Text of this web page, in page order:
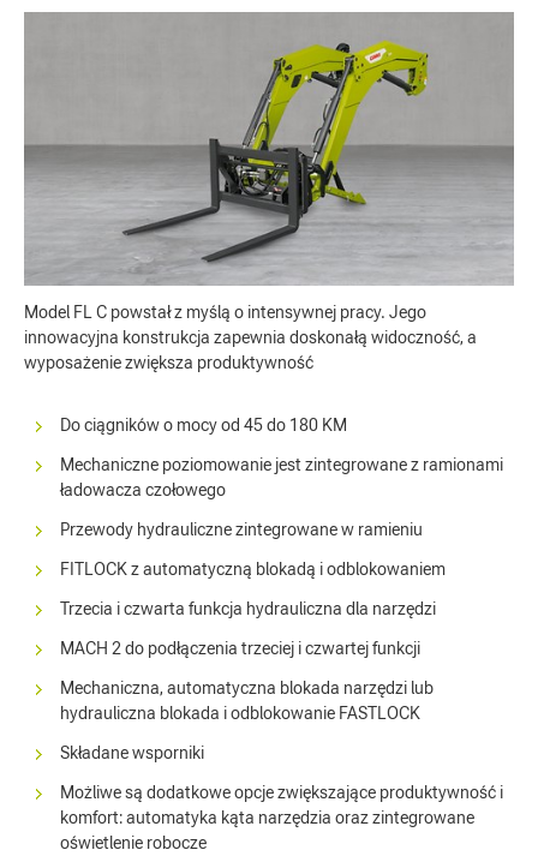
Model FL C powstał z myślą o intensywnej pracy. Jego
innowacyjna konstrukcja zapewnia doskonałą widoczność, a
wyposażenie zwiększa produktywność
Do ciągników o mocy od 45 do 180 KM
Mechaniczne poziomowanie jest zintegrowane z ramionami
ładowacza czołowego
Przewody hydrauliczne zintegrowane w ramieniu
FITLOCK z automatyczną blokadą i odblokowaniem
Trzecia i czwarta funkcja hydrauliczna dla narzędzi
MACH 2 do podłączenia trzeciej i czwartej funkcji
Mechaniczna, automatyczna blokada narzędzi lub
hydrauliczna blokada i odblokowanie FASTLOCK
Składane wsporniki
Możliwe są dodatkowe opcje zwiększające produktywność i
komfort: automatyka kąta narzędzia oraz zintegrowane
oświetlenie robocze